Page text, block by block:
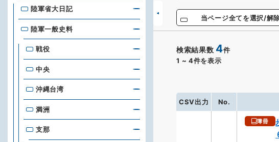
当ページ全てを選択/解
検索結果数 4件
1 ~ 4件を表示
CSV出力 No.
簿冊
陸軍省大日記
陸軍一般史料
戦役
中央
沖縄台湾
満洲
支那